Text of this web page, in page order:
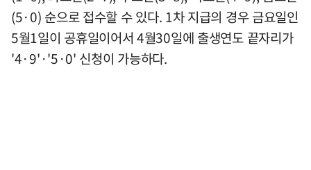
(5·0) 순으로 접수할 수 있다. 1차 지급의 경우 금요일인
5월1일이 공휴일이어서 4월30일에 출생연도 끝자리가
'4·9'·'5·0' 신청이 가능하다.